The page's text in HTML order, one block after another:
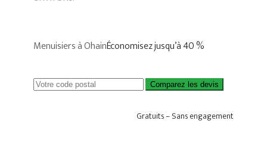
Menuisiers à OhainÉconomisez jusqu’à 40 %
Comparez les devis
Gratuits – Sans engagement